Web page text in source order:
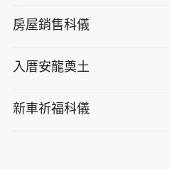
房屋銷售科儀
入厝安龍奠土
新車祈福科儀